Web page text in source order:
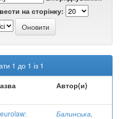
на сторінку:
1 до 1 із 1
Автор(и)
Балинська,